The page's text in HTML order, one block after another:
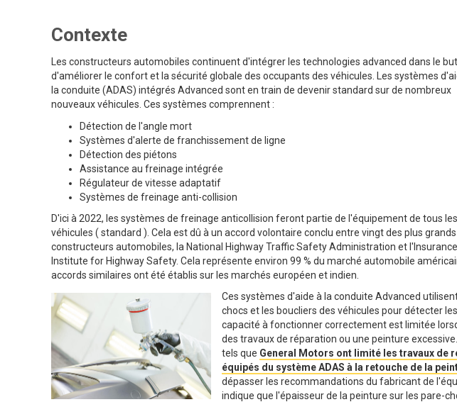
Contexte
Les constructeurs automobiles continuent d'intégrer les technologies advanced dans le but
d'améliorer le confort et la sécurité globale des occupants des véhicules. Les systèmes
la conduite (ADAS) intégrés Advanced sont en train de devenir standard sur de nombreux
nouveaux véhicules. Ces systèmes comprennent :
Détection de l'angle mort
Systèmes d'alerte de franchissement de ligne
Détection des piétons
Assistance au freinage intégrée
Régulateur de vitesse adaptatif
Systèmes de freinage anti-collision
D'ici à 2022, les systèmes de freinage anticollision feront partie de l'équipement de tous les
véhicules ( standard ). Cela est dû à un accord volontaire conclu entre vingt des plus grands
constructeurs automobiles, la National Highway Traffic Safety Administration et l'Insurance
Institute for Highway Safety. Cela représente environ 99 % du marché automobile
accords similaires ont été établis sur les marchés européen et indien.
Ces systèmes d'aide à la conduite Advanced
chocs et les boucliers des véhicules pour détecter
capacité à fonctionner correctement est limitée
des travaux de réparation ou une peinture
tels que General Motors ont limité les travaux de
équipés du système ADAS à la retouche de la
dépasser les recommandations du fabricant de
indique que l'épaisseur de la peinture sur les pare-